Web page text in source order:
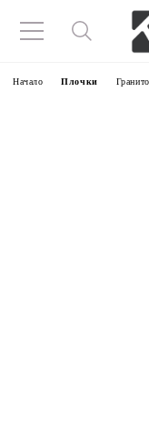
Начало Плочки